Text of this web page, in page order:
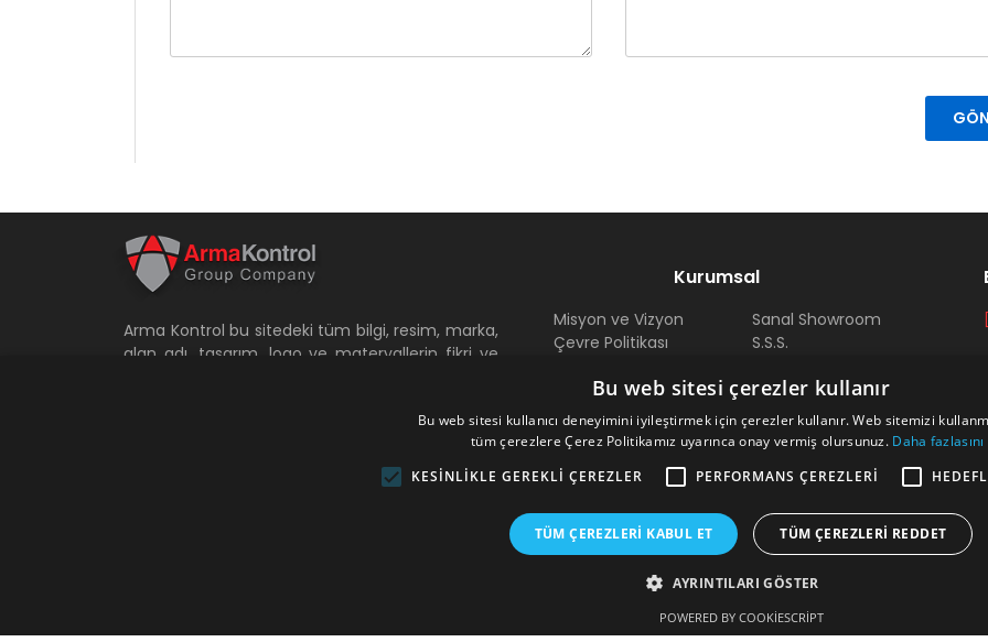
Arma Kontrol bu sitedeki tüm bilgi, resim, marka,
alan adı, tasarım, logo ve materyallerin fikri ve
göstermeden kopyalanamaz, saklanamaz,
taşınamaz ve değiştirilemez. Aksi takdirde hukuki
ve cezai sorumluluk doğar. Arma Kontrol'ün bu
özellikleri belirtilmeyen diğer tüm hakları saklıdır.
Kurumsal
Misyon ve Vizyon
Çevre Politikası
Hüküm ve Koşullar
Ödeme Tahsilat
Dokümanlar
Sanal Showroom
S.S.S.
Fuarlarımız
Bayi
Arma Kariyer
Bu web sitesi çerezler kullanır
Bu web sitesi kullanıcı deneyimini iyileştirmek için çerezler kullanır. Web sitemizi
tüm çerezlere Çerez Politikamız uyarınca onay vermiş olursunuz. Daha
KESINLIKLE GEREKLI ÇEREZLER
PERFORMANS ÇEREZLERI
TÜM ÇEREZLERI KABUL ET TÜM ÇEREZLERI REDDET
AYRINTILARI GÖSTER
POWERED BY COOKIESCRIPT